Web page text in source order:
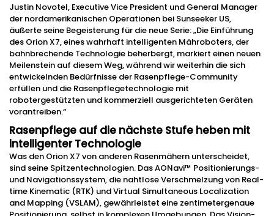
Justin Novotel, Executive Vice President und General Manager
der nordamerikanischen Operationen bei Sunseeker US,
äußerte seine Begeisterung für die neue Serie: „Die Einführung
des Orion X7, eines wahrhaft intelligenten Mähroboters, der
bahnbrechende Technologie beherbergt, markiert einen neuen
Meilenstein auf diesem Weg, während wir weiterhin die sich
entwickelnden Bedürfnisse der Rasenpflege-Community
erfüllen und die Rasenpflegetechnologie mit
robotergestützten und kommerziell ausgerichteten Geräten
vorantreiben.“
Rasenpflege auf die nächste Stufe heben mit
intelligenter Technologie
Was den Orion X7 von anderen Rasenmähern unterscheidet,
sind seine Spitzentechnologien. Das AONavi™ Positionierungs-
und Navigationssystem, die nahtlose Verschmelzung von Real-
time Kinematic (RTK) und Virtual Simultaneous Localization
and Mapping (VSLAM), gewährleistet eine zentimetergenaue